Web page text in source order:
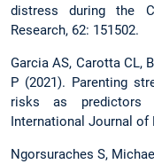
distress during the
Research, 62: 151502.
Garcia AS, Carotta CL,
P (2021). Parenting
risks as predictors
International Journal of
Ngorsuraches S,